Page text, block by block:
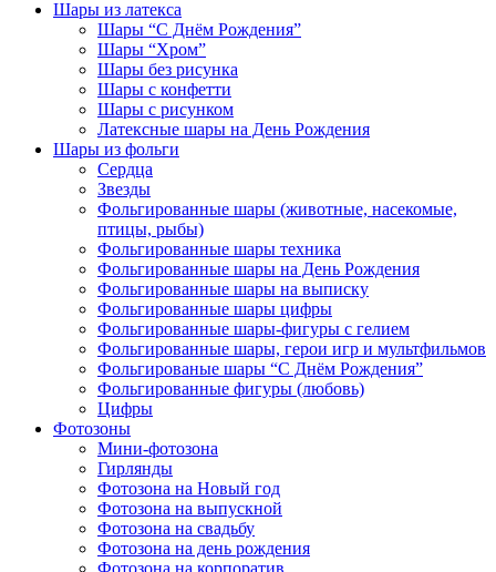
Шары из латекса
Шары “С Днём Рождения”
Шары “Хром”
Шары без рисунка
Шары с конфетти
Шары с рисунком
Латексные шары на День Рождения
Шары из фольги
Сердца
Звезды
Фольгированные шары (животные, насекомые,
птицы, рыбы)
Фольгированные шары техника
Фольгированные шары на День Рождения
Фольгированные шары на выписку
Фольгированные шары цифры
Фольгированные шары-фигуры с гелием
Фольгированные шары, герои игр и мультфильмов
Фольгированые шары “С Днём Рождения”
Фольгированные фигуры (любовь)
Цифры
Фотозоны
Мини-фотозона
Гирлянды
Фотозона на Новый год
Фотозона на выпускной
Фотозона на свадьбу
Фотозона на день рождения
Фотозона на корпоратив